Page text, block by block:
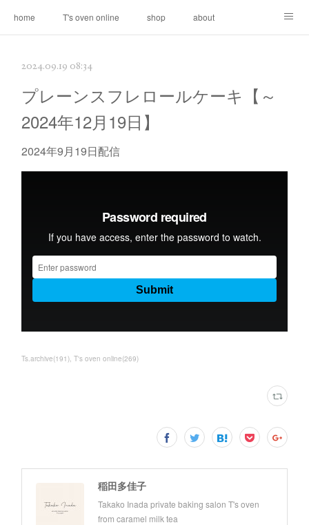
home T's oven online shop about
2024.09.19 08:34
プレーンスフレロールケーキ【～
2024年12月19日】
2024年9月19日配信
Ts.archive(191) T's oven online(269)
稲田多佳子
Takako Inada private baking salon T's oven
from caramel milk tea